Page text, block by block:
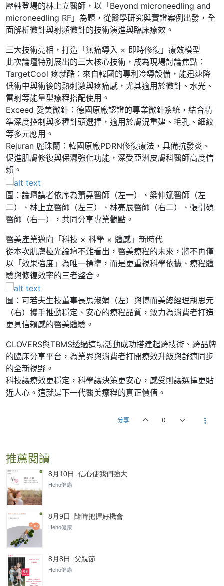
壓軸登場的林上立醫師，以「Beyond microneedling and
microneedling RF」為題，從醫學研究與實證案例出發，全
面解析微針與射頻微針的技術演進與臨床療效。
三大技術亮相，打造「無痛導入 × 即時修復」療效模型
此次論壇特別展出的三大核心技術，成為現場討論焦點：
TargetCool 疼就酷：來自韓國的專利冷導設備，能迅速降
低術中與術後的熱刺激與疼痛感，尤其適用於微針、水光、
雷射等能量型療程搭配使用。
Exceed 愛美微針：德國原廠認證的專業微針系統，結合精
準深度控制與多種針頭選擇，適用於膚況重建、毛孔、細紋
等多元應用。
Rejuran 麗珠蘭：韓國原廠PDRN修復療法，具備抗發炎、
促進肌膚修復與保濕強化功能，深受亞洲皮膚科醫師高度信
賴。
圖：論壇講者依序為蕭堯醫師（左一）、梁仲斌醫師（左
二）、林上立醫師（左三）、林亮辰醫師（右二）、張引碩
醫師（右一），共同分享專業觀點。
醫美產業邁向「科技 × 科學 × 體感」新時代
從本次肌膚極光論壇不難看出，醫美療程的未來，將不再僅
以「效果強度」為唯一標準，而是更重視科學依據、療程體
驗與修復效率的三者整合。
圖：可若夫生技董事長馬淑娟（左）與博而美總經理胡思元
（右）攜手推動穩定、安心的療程品質，致力為消費者打造
更具信賴感的醫美體驗。
CLOVERS與TBMS透過這場活動成功搭建起跨技術、跨品牌
的臨床分享平台，為業界與消費者打開療效升級與舒適同步
的全新視野。
科技讓療效更穩定，科學讓決策更安心，感受則讓選擇更貼
近人心。這就是下一代醫美療程的真正價值。
分享 0
推薦閱讀